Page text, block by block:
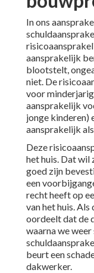
In ons
aansprakelijk
blootstelt,
niet. De
voor
aansprakelijk
jonge kinderen)
aansprakelijk
Deze
het huis. Dat wil
goed zijn
een
recht heeft op
van het huis. Als
oordeelt dat de
waarna we
beurt een
dakwerker.